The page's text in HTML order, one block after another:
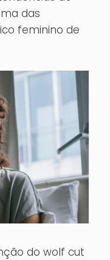
das
feminino de
do wolf cut